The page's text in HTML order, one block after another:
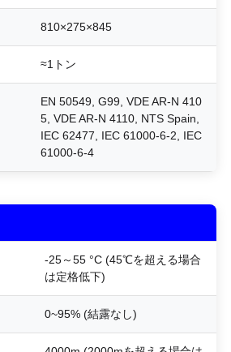
810×275×845
≈1トン
EN 50549, G99, VDE AR-N 410
5, VDE AR-N 4110, NTS Spain,
IEC 62477, IEC 61000-6-2, IEC
61000-6-4
-25～55 °C (45℃を超える場合
は定格低下)
0~95% (結露なし)